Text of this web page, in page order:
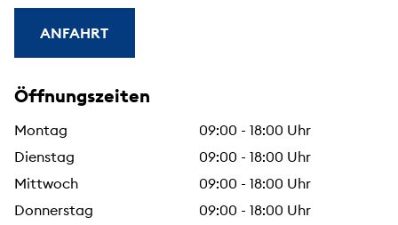
ANFAHRT
Öffnungszeiten
Montag
09:00 - 18:00 Uhr
Dienstag
09:00 - 18:00 Uhr
Mittwoch
09:00 - 18:00 Uhr
Donnerstag
09:00 - 18:00 Uhr